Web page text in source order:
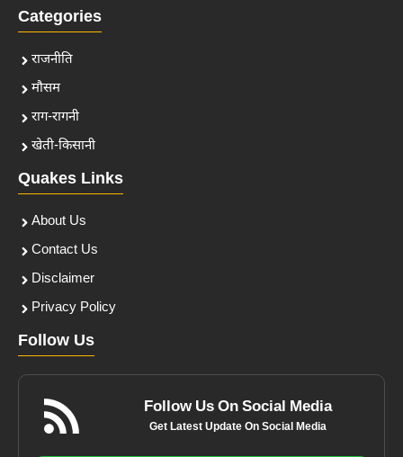
Categories
राजनीति
मौसम
राग-रागनी
खेती-किसानी
Quakes Links
About Us
Contact Us
Disclaimer
Privacy Policy
Follow Us
Follow Us On Social Media
Get Latest Update On Social Media